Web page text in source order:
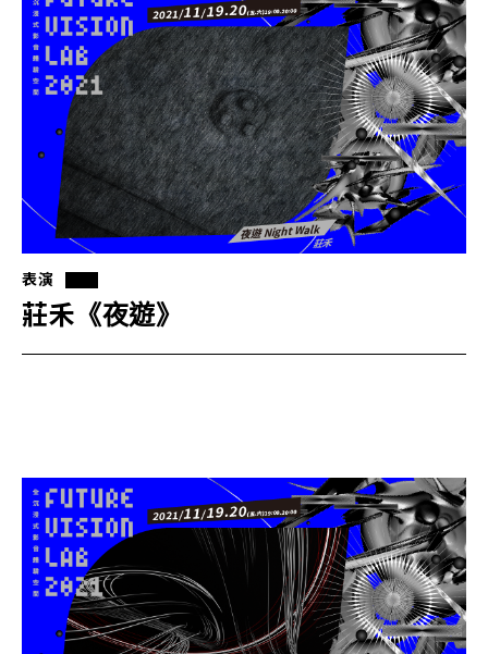
表演
莊禾《夜遊》